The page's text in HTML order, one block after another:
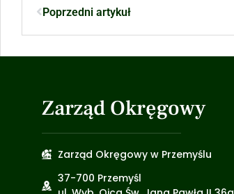
Poprzedni artykuł
Zarząd Okręgowy
Zarząd Okręgowy w Przemyślu
37-700 Przemyśl